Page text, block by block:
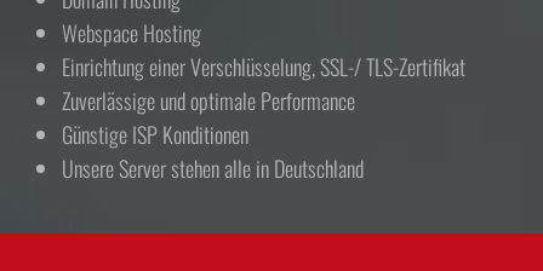
Webspace Hosting
Einrichtung einer Verschlüsselung, SSL-/ TLS-Zertifikat
Zuverlässige und optimale Performance
Günstige ISP Konditionen
Unsere Server stehen alle in Deutschland